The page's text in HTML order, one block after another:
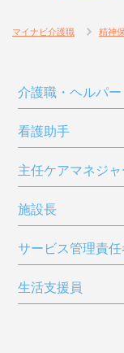
マイナビ介護職 精神
介護職・ヘルパー
看護助手
主任ケアマネジャ
施設長
サービス管理責任
生活支援員